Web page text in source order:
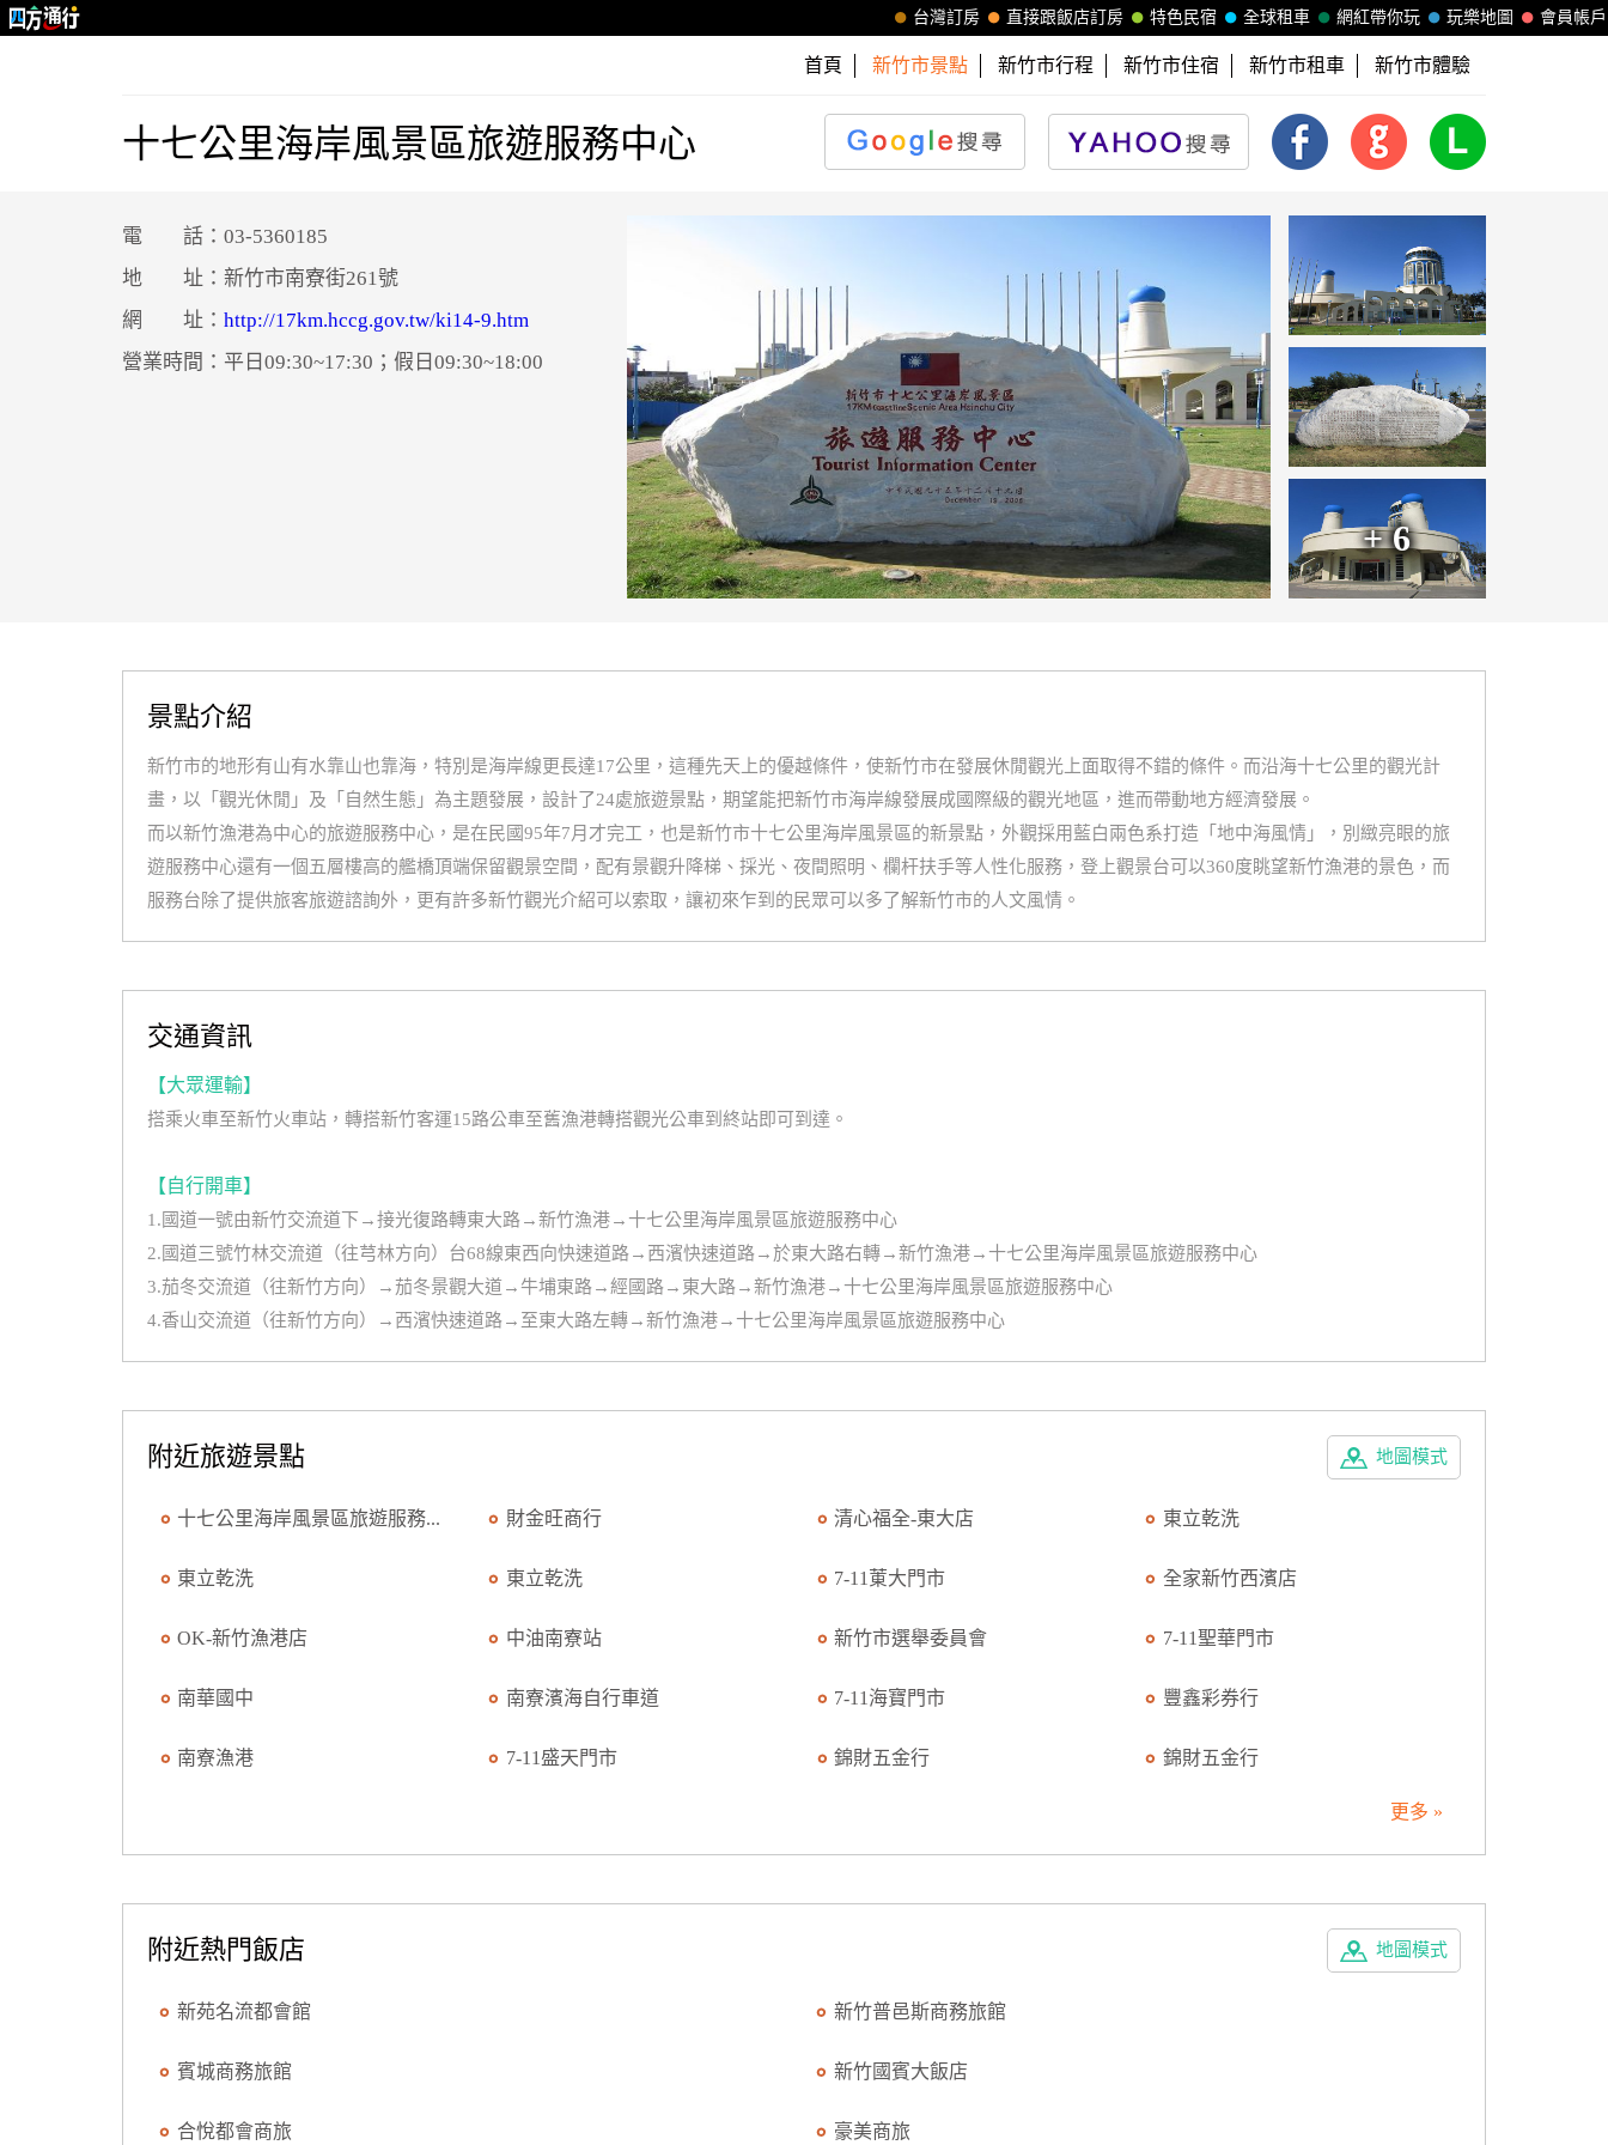
會員帳戶
玩樂地圖
網紅帶你玩
全球租車
特色民宿
直接跟飯店訂房
台灣訂房
首頁 新竹市景點 新竹市行程 新竹市住宿 新竹市租車 新竹市體驗
十七公里海岸風景區旅遊服務中心
+ 6
電 話：03-5360185
地 址：新竹市南寮街261號
網 址： http://17km.hccg.gov.tw/ki14-9.htm
營業時間：平日09:30~17:30；假日09:30~18:00
景點介紹
新竹市的地形有山有水靠山也靠海，特別是海岸線更長達17公里，這種先天上的優越條件，使新竹市在發展休閒觀光上面取得不錯的條件。而沿海十七公里的觀光計
畫，以「觀光休閒」及「自然生態」為主題發展，設計了24處旅遊景點，期望能把新竹市海岸線發展成國際級的觀光地區，進而帶動地方經濟發展。
而以新竹漁港為中心的旅遊服務中心，是在民國95年7月才完工，也是新竹市十七公里海岸風景區的新景點，外觀採用藍白兩色系打造「地中海風情」，別緻亮眼的旅
遊服務中心還有一個五層樓高的艦橋頂端保留觀景空間，配有景觀升降梯、採光、夜間照明、欄杆扶手等人性化服務，登上觀景台可以360度眺望新竹漁港的景色，而
服務台除了提供旅客旅遊諮詢外，更有許多新竹觀光介紹可以索取，讓初來乍到的民眾可以多了解新竹市的人文風情。
交通資訊
【大眾運輸】
搭乘火車至新竹火車站，轉搭新竹客運15路公車至舊漁港轉搭觀光公車到終站即可到達。
【自行開車】
1.國道一號由新竹交流道下→接光復路轉東大路→新竹漁港→十七公里海岸風景區旅遊服務中心
2.國道三號竹林交流道（往芎林方向）台68線東西向快速道路→西濱快速道路→於東大路右轉→新竹漁港→十七公里海岸風景區旅遊服務中心
3.茄冬交流道（往新竹方向）→茄冬景觀大道→牛埔東路→經國路→東大路→新竹漁港→十七公里海岸風景區旅遊服務中心
4.香山交流道（往新竹方向）→西濱快速道路→至東大路左轉→新竹漁港→十七公里海岸風景區旅遊服務中心
地圖模式
附近旅遊景點
十七公里海岸風景區旅遊服務... 財金旺商行 清心福全-東大店 東立乾洗
東立乾洗 東立乾洗 7-11菄大門市 全家新竹西濱店
OK-新竹漁港店 中油南寮站 新竹市選舉委員會 7-11聖華門市
南華國中 南寮濱海自行車道 7-11海寶門市 豐鑫彩券行
南寮漁港 7-11盛天門市 錦財五金行 錦財五金行
更多 »
地圖模式
附近熱門飯店
新苑名流都會館 新竹普邑斯商務旅館
賓城商務旅館 新竹國賓大飯店
合悅都會商旅 豪美商旅